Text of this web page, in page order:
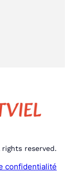
rights reserved.
confidentialité